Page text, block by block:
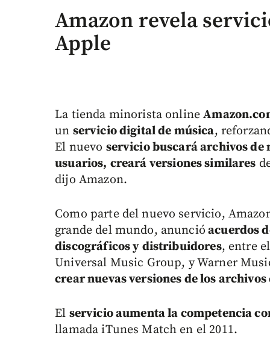
Amazon revela
Apple
La tienda minorista online
un servicio digital de música,
El nuevo servicio buscará archivos de
usuarios, creará versiones similares
dijo Amazon.
Como parte del nuevo servicio,
grande del mundo, anunció acuerdos
discográficos y distribuidores, entre
Universal Music Group, y Warner
crear nuevas versiones de los
El servicio aumenta la competencia
llamada iTunes Match en el 2011.